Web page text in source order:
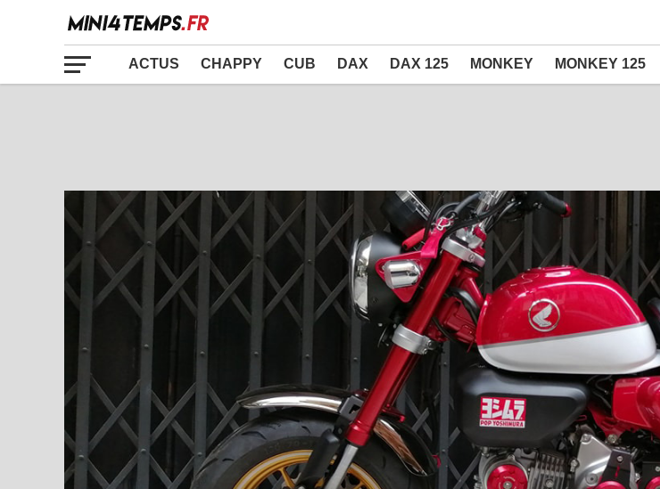
ACTUS CHAPPY CUB DAX DAX 125 MONKEY MONKEY 125